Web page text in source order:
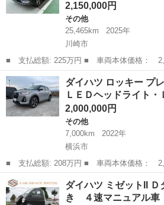
2,150,000円
その他
25,465km
2025年
川崎市
■ 支払総額: 225万円 ■ 車両本体価格： 2,150,000 円 ■ メーカー
名： ダイハツ ■ 車種名： ロッキー ■
ムＧ ＨＥＶ ■ 排気量： 1200cc ■ ドア
神奈川 川崎市 その他
ダイハツ ロッキー
ＬＥＤヘッドライト
2,000,000円
その他
7,000km
2022年
横浜市
■ 支払総額: 208万円 ■ 車両本体価格： 2,000,000 円 ■ メーカー
名： ダイハツ ■ 車種名： ロッキー ■
ムＧ ＨＥＶ ★ＬＥＤヘッドライト・ＬＥ
ディスプレ...
神奈川 その他
ダイハツ ミゼットII
き ４速マニュアル